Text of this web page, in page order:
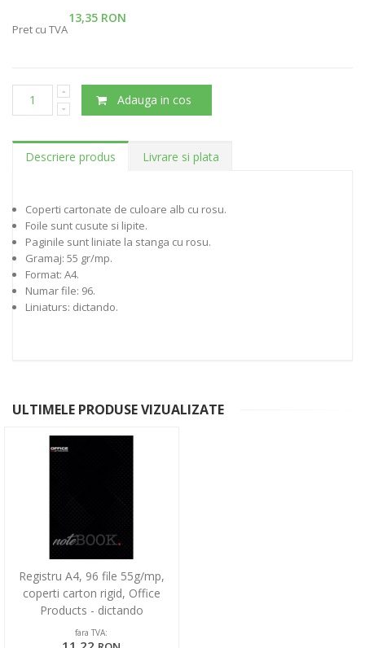
13,35 RON
Pret cu TVA
Adauga in cos
Descriere produs Livrare si plata
Coperti cartonate de culoare alb cu rosu.
Foile sunt cusute si lipite.
Paginile sunt liniate la stanga cu rosu.
Gramaj: 55 gr/mp.
Format: A4.
Numar file: 96.
Liniaturs: dictando.
ULTIMELE PRODUSE VIZUALIZATE
Registru A4, 96 file 55g/mp,
coperti carton rigid, Office
Products - dictando
fara TVA: